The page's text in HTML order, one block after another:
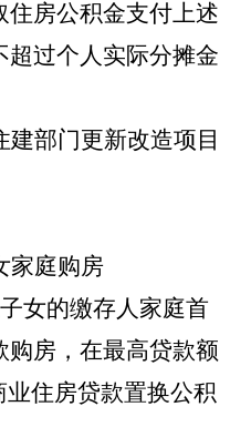
房公积金支付上述
过个人实际分摊金
建部门更新改造项目
家庭购房
女的缴存人家庭首
购房，在最高贷款额
住房贷款置换公积